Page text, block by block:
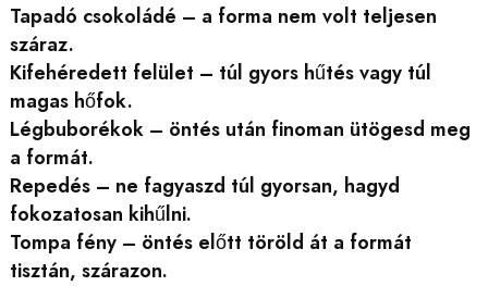
Tapadó csokoládé – a forma nem volt teljesen
száraz.
Kifehéredett felület – túl gyors hűtés vagy túl
magas hőfok.
Légbuborékok – öntés után finoman ütögesd meg
a formát.
Repedés – ne fagyaszd túl gyorsan, hagyd
fokozatosan kihűlni.
Tompa fény – öntés előtt töröld át a formát
tisztán, szárazon.